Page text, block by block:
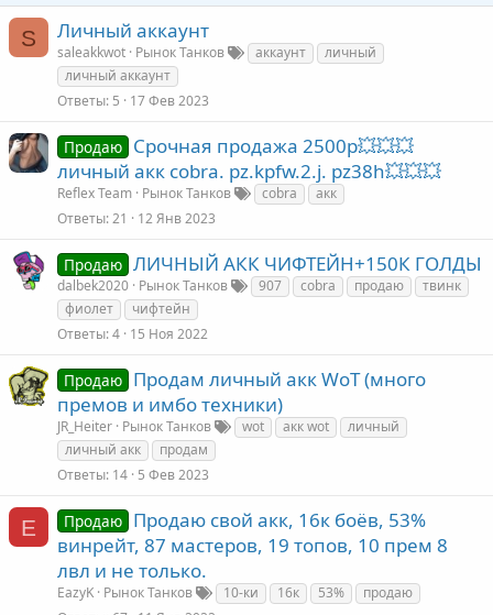
S Личный аккаунт
saleakkwot Рынок Танков аккаунт
личный
личный аккаунт
Ответы 5 17 Фев 2023
Продаю Срочная продажа 2500р💥💥💥
личный акк cobra. pz.kpfw.2.j. pz38h💥💥💥
Reflex Team Рынок Танков cobra
акк
Ответы 21 12 Янв 2023
Продаю ЛИЧНЫЙ АКК ЧИФТЕЙН+150К ГОЛДЫ
dalbek2020 Рынок Танков 907 cobra продаю
твинк
фиолет
чифтейн
Ответы 4 15 Ноя 2022
Продаю Продам личный акк WoT (много
премов и имбо техники)
JR_Heiter Рынок Танков wot акк wot
личный
личный акк
продам
Ответы 14 5 Фев 2023
E Продаю Продаю свой акк, 16к боёв, 53%
винрейт, 87 мастеров, 19 топов, 10 прем 8
лвл и не только.
EazyK Рынок Танков 10-ки 16к 53%
продаю